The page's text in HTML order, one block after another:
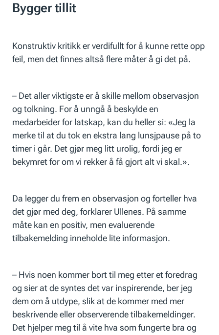
Bygger tillit
Konstruktiv kritikk er verdifullt for å kunne rette opp
feil, men det finnes altså flere måter å gi det på.
– Det aller viktigste er å skille mellom observasjon
og tolkning. For å unngå å beskylde en
medarbeider for latskap, kan du heller si: «Jeg la
merke til at du tok en ekstra lang lunsjpause på to
timer i går. Det gjør meg litt urolig, fordi jeg er
bekymret for om vi rekker å få gjort alt vi skal.».
Da legger du frem en observasjon og forteller hva
det gjør med deg, forklarer Ullenes. På samme
måte kan en positiv, men evaluerende
tilbakemelding inneholde lite informasjon.
– Hvis noen kommer bort til meg etter et foredrag
og sier at de syntes det var inspirerende, ber jeg
dem om å utdype, slik at de kommer med mer
beskrivende eller observerende tilbakemeldinger.
Det hjelper meg til å vite hva som fungerte bra og